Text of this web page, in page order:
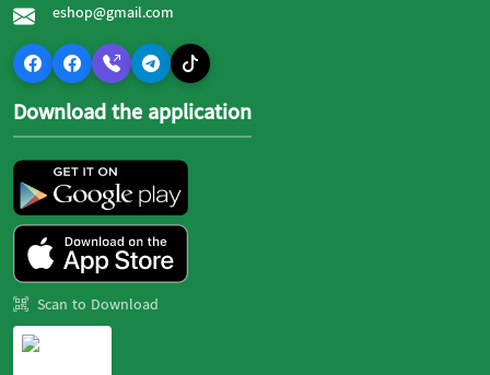
eshop@gmail.com
Download the application
Scan to Download